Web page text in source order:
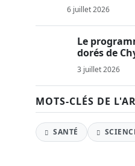
6 juillet 2026
Le
dorés de
3 juillet 2026
MOTS-CLÉS DE
SANTÉ